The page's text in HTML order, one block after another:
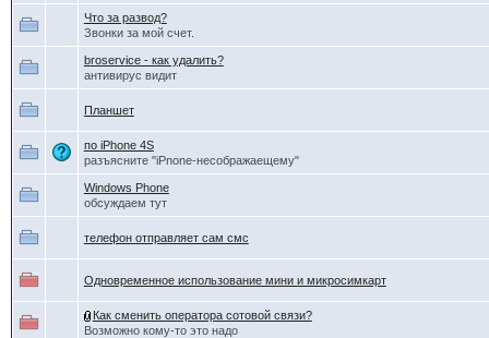
Что за развод?
Звонки за мой счет.
broservice - как удалить?
антивирус видит
Планшет
по iPhone 4S
разъясните "iPnone-несображаещему"
Windows Phone
обсуждаем тут
телефон отправляет сам смс
Одновременное использование мини и микросимкарт
Как сменить оператора сотовой связи?
Возможно кому-то это надо